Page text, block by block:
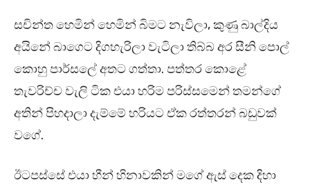
සචින්ත හෙමින් හෙමින් බිමට නැවිලා, කුණු බාල්දිය
අයිනේ බාගෙට දිගහැරිලා වැටිලා තිබ්බ අර සීනි පොල්
කොහු පාර්සලේ අතට ගත්තා. පත්තර කොළේ
තැවරිච්ච වැලි ටික එයා හරිම පරිස්සමෙන් තමන්ගේ
අතින් පිහදාලා දැම්මේ හරියට ඒක රත්තරන් බඩුවක්
වගේ.
ඊටපස්සේ එයා හීන් හිනාවකින් මගේ ඇස් දෙක දිහා